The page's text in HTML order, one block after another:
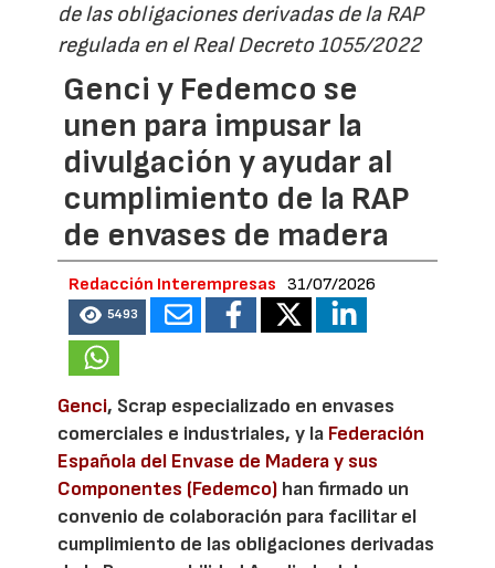
de las obligaciones derivadas de la RAP
regulada en el Real Decreto 1055/2022
Genci y Fedemco se
unen para impusar la
divulgación y ayudar al
cumplimiento de la RAP
de envases de madera
Redacción Interempresas 31/07/2026
5493
Genci, Scrap especializado en envases
comerciales e industriales, y la Federación
Española del Envase de Madera y sus
Componentes (Fedemco) han firmado un
convenio de colaboración para facilitar el
cumplimiento de las obligaciones derivadas